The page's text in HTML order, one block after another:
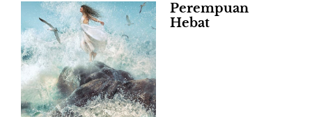
Perempuan
Hebat